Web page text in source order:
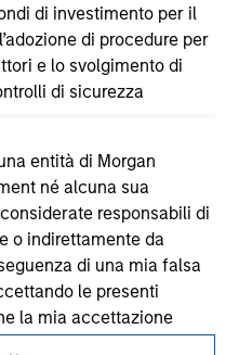
di investimento per il
di procedure per
e lo svolgimento di
di sicurezza
entità di Morgan
né alcuna sua
responsabili di
o indirettamente da
di una mia falsa
le presenti
la mia accettazione